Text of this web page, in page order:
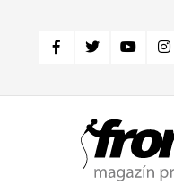
hlavnímu